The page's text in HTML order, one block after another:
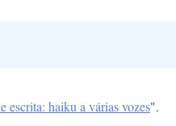
escrita: haiku a várias vozes".